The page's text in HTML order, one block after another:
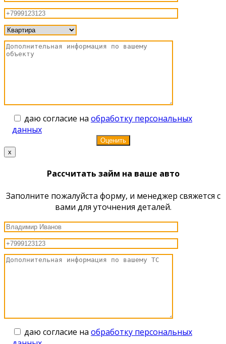
даю согласие на обработку персональных
данных
x
Рассчитать займ на ваше авто
Заполните пожалуйста форму, и менеджер свяжется с
вами для уточнения деталей.
даю согласие на обработку персональных